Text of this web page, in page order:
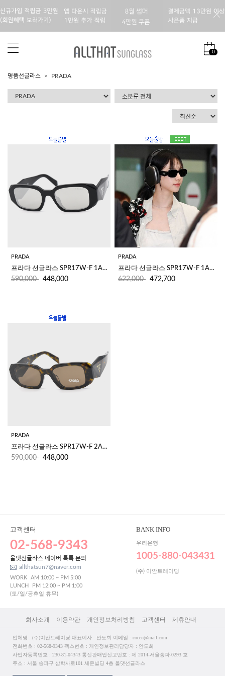
0
명품선글라스 PRADA
PRADA
프라다 선글라스 SPR17W-F 1AB-2B0
590,000 448,000
PRADA
프라다 선글라스 SPR17W-F 1AB-5S0
622,000 472,700
PRADA
프라다 선글라스 SPR17W-F 2AU-8C1
590,000 448,000
고객센터
02-568-9343
올댓선글라스 네이버 톡톡 문의
allthatsun7@naver.com
WORK
AM 10:00 ~ PM 5:00
LUNCH
PM 12:00 ~ PM 1:00
(토/일/공휴일 휴무)
BANK INFO
우리은행
1005-880-043431
(주) 이안트레이딩
회사소개 이용약관 개인정보처리방침 고객센터 제휴안내
업체명 : (주)이안트레이딩 대표이사 : 안도희 이메일 : cocen@mail.com
전화번호 : 02-568-9343 팩스번호 : 개인정보관리담당자 : 안도희
사업자등록번호 : 230-81-04343 통신판매업신고번호 : 제 2014-서울송파-0293 호
주소 : 서울 송파구 삼학사로101 세준빌딩 4층 올댓선글라스